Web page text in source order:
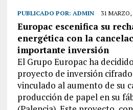
PUBLICADO POR: ADMIN 31 MARZO,
Europac escenifica su
energética con la
importante inversión
El Grupo Europac ha
proyecto de inversión
vinculado al aumento de su
producción de papel en su